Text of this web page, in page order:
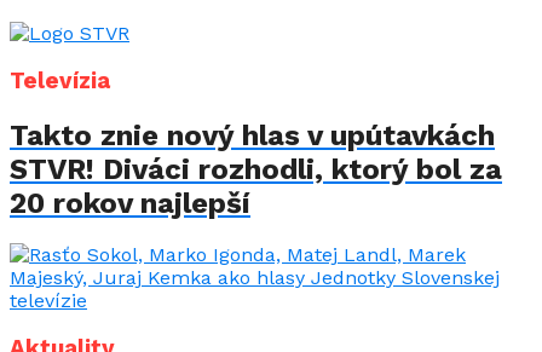
Televízia
Takto znie nový hlas v upútavkách
STVR! Diváci rozhodli, ktorý bol za
20 rokov najlepší